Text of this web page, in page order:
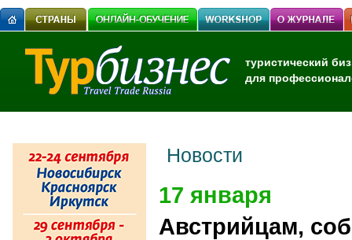
туристический
для
Новости
17 января
Австрийцам,